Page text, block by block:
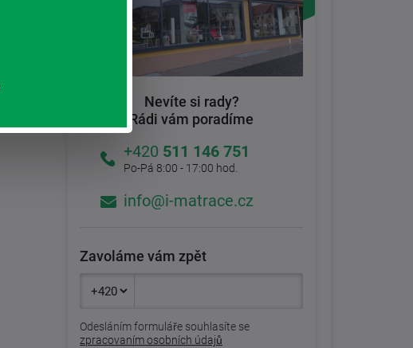
Nevíte si rady?
Rádi vám poradíme
+420 511 146 751
Po-Pá 8:00 - 17:00 hod.
info@i-matrace.cz
Zavoláme vám zpět
Odesláním formuláře souhlasíte se
zpracovaním osobních údajů